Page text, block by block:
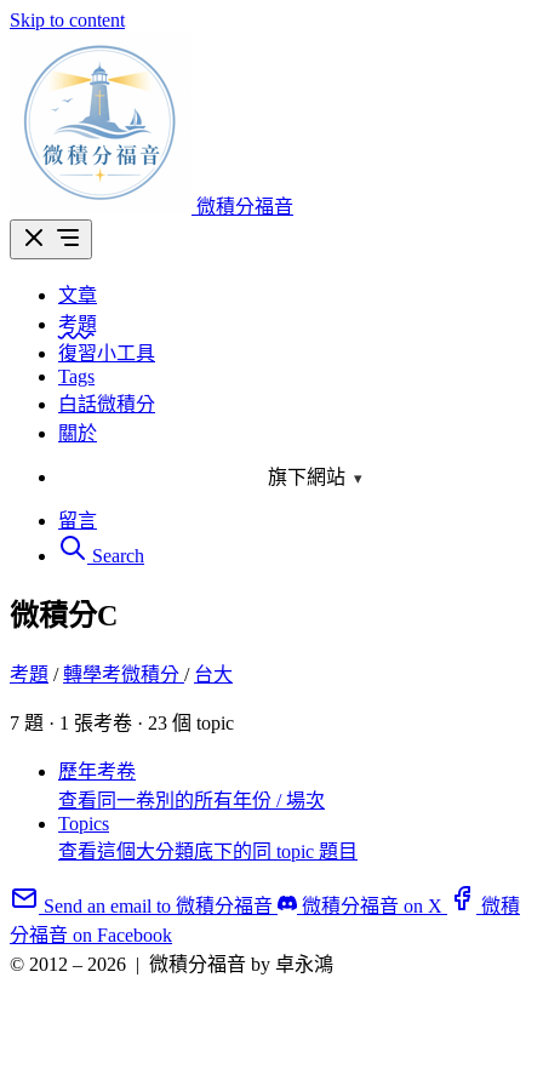
Skip to content
微積分福音
文章
考題
復習小工具
Tags
白話微積分
關於
旗下網站 ▾
留言
Search
微積分C
考題 /轉學考微積分 / 台大
7 題 · 1 張考卷 · 23 個 topic
歷年考卷
查看同一卷別的所有年份 / 場次
Topics
查看這個大分類底下的同 topic 題目
Send an email to 微積分福音 微積分福音 on X
微積
分福音 on Facebook
© 2012 – 2026 | 微積分福音 by 卓永鴻